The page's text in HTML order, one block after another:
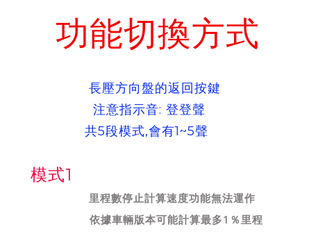
功能切換方式
長壓方向盤的返回按鍵
注意指示音: 登登聲
共5段模式,會有1~5聲
模式1
里程數停止計算速度功能無法運作
依據車輛版本可能計算最多1％里程